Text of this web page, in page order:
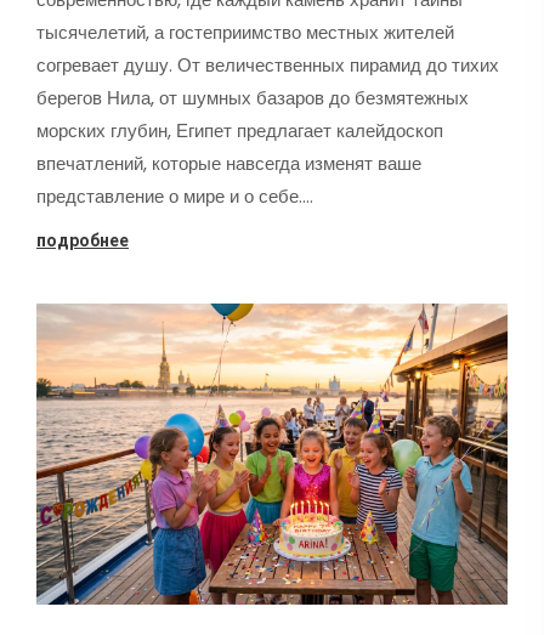
тысячелетий, а гостеприимство местных жителей
согревает душу. От величественных пирамид до тихих
берегов Нила, от шумных базаров до безмятежных
морских глубин, Египет предлагает калейдоскоп
впечатлений, которые навсегда изменят ваше
представление о мире и о себе.…
подробнее